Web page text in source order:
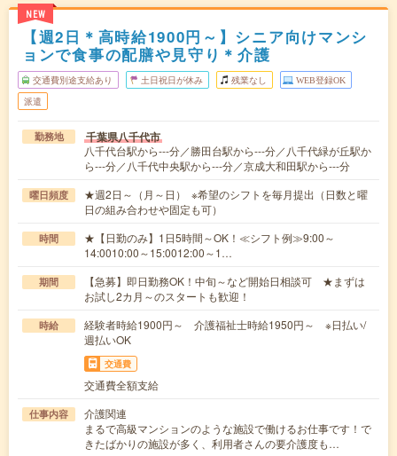
NEW
【週2日＊高時給1900円～】シニア向けマンシ
ョンで食事の配膳や見守り＊介護
交通費別途支給あり 土日祝日が休み 残業なし WEB登録OK
派遣
勤務地 千葉県八千代市
八千代台駅から---分／勝田台駅から---分／八千代緑が丘駅か
ら---分／八千代中央駅から---分／京成大和田駅から---分
曜日頻度
★週2日～（月～日） ※希望のシフトを毎月提出（日数と曜
日の組み合わせや固定も可）
時間
★【日勤のみ】1日5時間～OK！≪シフト例≫9:00～
14:0010:00～15:0012:00～1…
期間
【急募】即日勤務OK！中旬～など開始日相談可 ★まずは
お試し2カ月～のスタートも歓迎！
時給
経験者時給1900円～ 介護福祉士時給1950円～ ※日払い/
週払いOK
交通費
交通費全額支給
仕事内容
介護関連
まるで高級マンションのような施設で働けるお仕事です！で
きたばかりの施設が多く、利用者さんの要介護度も…